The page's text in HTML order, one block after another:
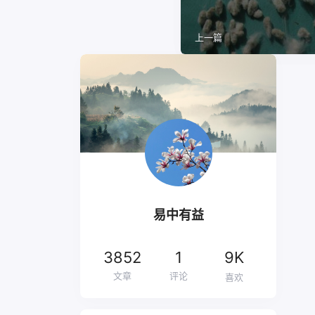
上一篇
易中有益
3852
文章
1
评论
9K
喜欢